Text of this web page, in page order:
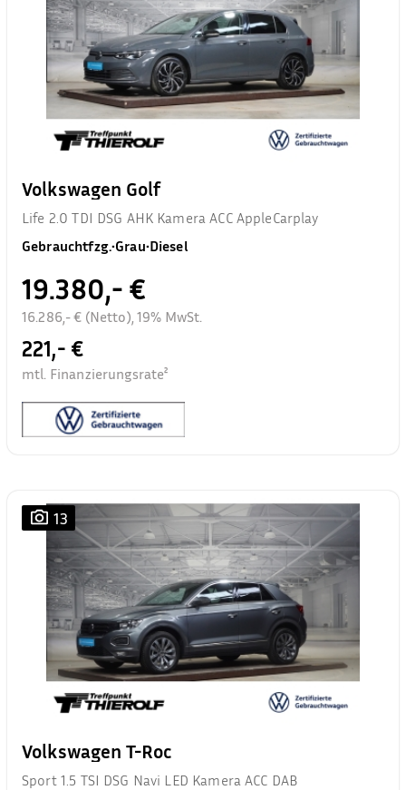
Volkswagen Golf
Life 2.0 TDI DSG AHK Kamera ACC AppleCarplay
Gebrauchtfzg.•Grau•Diesel
19.380,- €
16.286,- € (Netto), 19% MwSt.
221,- €
mtl. Finanzierungsrate²
13
Volkswagen T-Roc
Sport 1.5 TSI DSG Navi LED Kamera ACC DAB